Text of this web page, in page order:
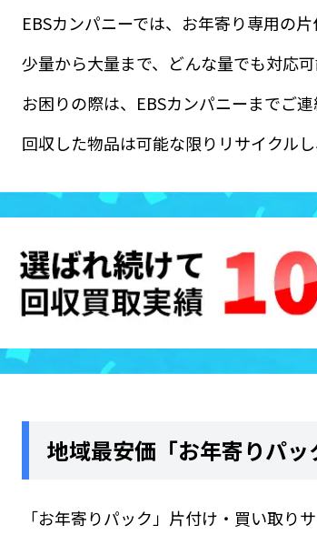
EBSカンパニーでは、お年寄り専用の
少量から大量まで、どんな量でも対応
お困りの際は、EBSカンパニーまでご
回収した物品は可能な限りリサイクル
地域最安価「お年寄りパ
「お年寄りパック 」 片付け・買い取り